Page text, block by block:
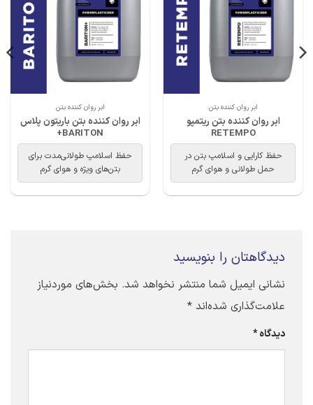
ابر روان کننده بتن
ابر روان کننده بتن ریتمپو
RETEMPO
حفظ کارایی و اسلامپ بتن در
حمل طولانی و هوای گرم
ابر روان کننده بتن
ابر روان کننده بتن باریتون پلاس
BARITON+
حفظ اسلامپ طولانی‌مدت برای
بتن‌های ویژه و هوای گرم
دیدگاهتان را بنویسید
نشانی ایمیل شما منتشر نخواهد شد. بخش‌های موردنیاز
علامت‌گذاری شده‌اند *
دیدگاه*